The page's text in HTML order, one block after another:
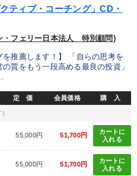
ティブ・コーチング」CD・
・フェリー日本法人 特別顧問)
を推薦します！】 「自らの思考を
質をもう一段高める最良の投資」
定 価 会員価格 購 入
55,000円 51,700円
カートに
入れる
55,000円 51,700円
カートに
入れる